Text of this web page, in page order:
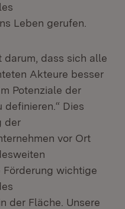
Leben gerufen.
darum, dass sich alle
Akteure besser
Potenziale der
definieren.“ Dies
der
vor Ort
wichtige
der Fläche. Unsere